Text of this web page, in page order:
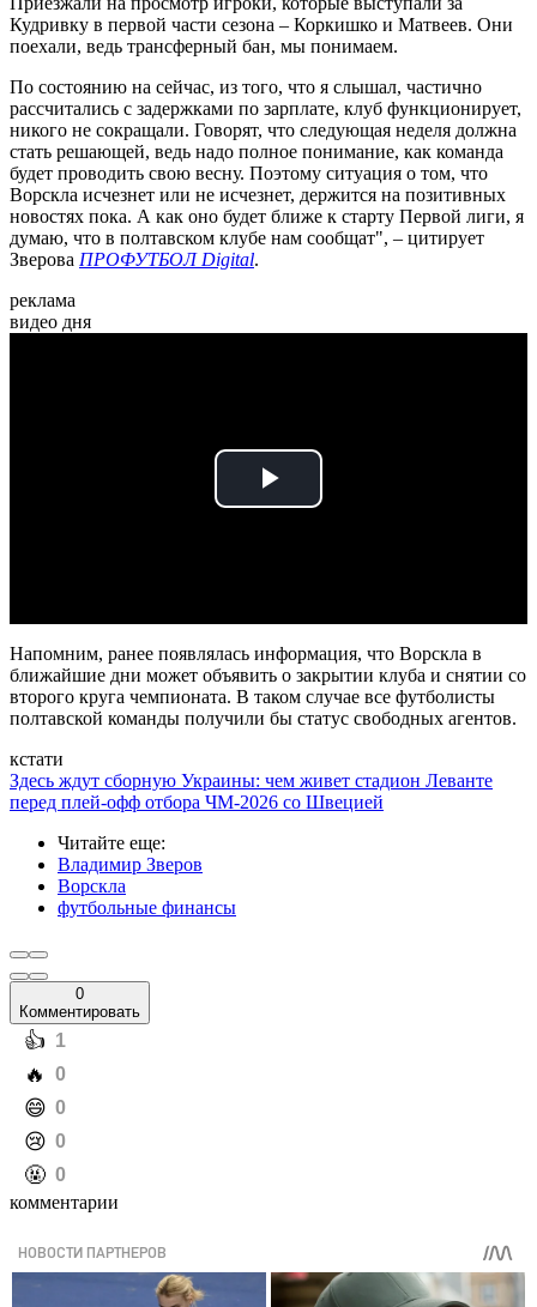
Кудривку в первой части сезона – Коркишко и Матвеев. Они
поехали, ведь трансферный бан, мы понимаем.
По состоянию на сейчас, из того, что я слышал, частично
рассчитались с задержками по зарплате, клуб функционирует,
никого не сокращали. Говорят, что следующая неделя должна
стать решающей, ведь надо полное понимание, как команда
будет проводить свою весну. Поэтому ситуация о том, что
Ворскла исчезнет или не исчезнет, держится на позитивных
новостях пока. А как оно будет ближе к старту Первой лиги, я
думаю, что в полтавском клубе нам сообщат", – цитирует
Зверова ПРОФУТБОЛ Digital.
реклама
видео дня
Play
Напомним, ранее появлялась информация, что Ворскла в
ближайшие дни может объявить о закрытии клуба и снятии со
второго круга чемпионата. В таком случае все футболисты
полтавской команды получили бы статус свободных агентов.
кстати
Здесь ждут сборную Украины: чем живет стадион Леванте
перед плей-офф отбора ЧМ-2026 со Швецией
Читайте еще:
Владимир Зверов
Ворскла
футбольные финансы
0
Комментировать
️👍 1
️🔥 0
️😄 0
️😢 0
️🤬 0
комментарии